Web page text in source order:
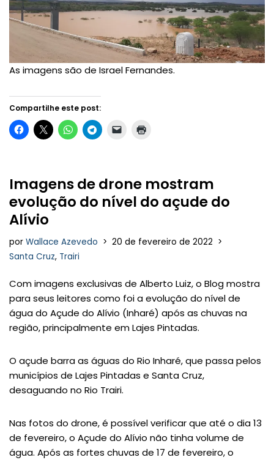
As imagens são de Israel Fernandes.
Compartilhe este post:
Imagens de drone mostram
evolução do nível do açude do
Alívio
por Wallace Azevedo
20 de fevereiro de 2022
Santa Cruz, Trairi
Com imagens exclusivas de Alberto Luiz, o Blog mostra
para seus leitores como foi a evolução do nível de
água do Açude do Alívio (Inharé) após as chuvas na
região, principalmente em Lajes Pintadas.
O açude barra as águas do Rio Inharé, que passa pelos
municípios de Lajes Pintadas e Santa Cruz,
desaguando no Rio Trairi.
Nas fotos do drone, é possível verificar que até o dia 13
de fevereiro, o Açude do Alívio não tinha volume de
água. Após as fortes chuvas de 17 de fevereiro, o